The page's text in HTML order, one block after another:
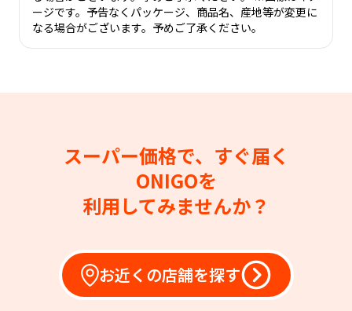
ージです。予告なくパッケージ、商品名、産地等が変更に
なる場合がございます。予めご了承ください。
スーパー価格で、すぐ届く
ONIGOを
利用してみませんか？
お近くの店舗を探す